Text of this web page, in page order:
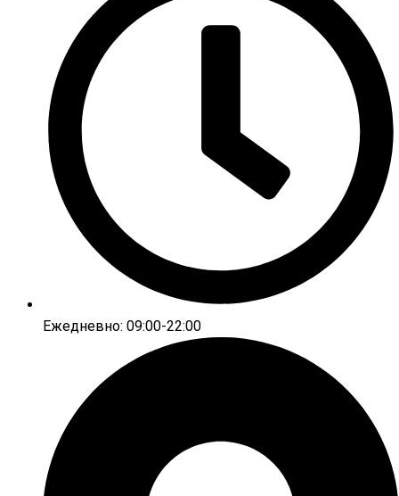
Ежедневно: 09:00-22:00